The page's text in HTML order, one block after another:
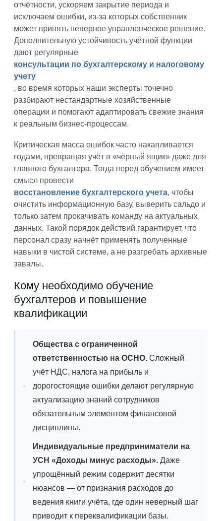
отчётности, ускоряем закрытие периода и
исключаем ошибки, из-за которых собственник
может принять неверное управленческое решение.
Дополнительную устойчивость учётной функции
дают регулярные
консультации по бухгалтерскому и налоговому
учету
, во время которых наши эксперты точечно
разбирают нестандартные хозяйственные
операции и помогают адаптировать свежие знания
к реальным бизнес-процессам.
Критическая масса ошибок часто накапливается
годами, превращая учёт в «чёрный ящик» даже для
главного бухгалтера. Тогда перед обучением имеет
смысл провести
восстановление бухгалтерского учета, чтобы
очистить информационную базу, выверить сальдо и
только затем прокачивать команду на актуальных
данных. Такой порядок действий гарантирует, что
персонал сразу начнёт применять полученные
навыки в чистой системе, а не разгребать архивные
завалы.
Кому необходимо обучение
бухгалтеров и повышение
квалификации
Общества с ограниченной
ответственностью на ОСНО. Сложный
учёт НДС, налога на прибыль и
дорогостоящие ошибки делают регулярную
актуализацию знаний сотрудников
обязательным элементом финансовой
дисциплины.
Индивидуальные предприниматели на
УСН «Доходы минус расходы». Даже
упрощённый режим содержит десятки
нюансов — от признания расходов до
ведения книги учёта, где один неверный шаг
приводит к переквалификации базы.